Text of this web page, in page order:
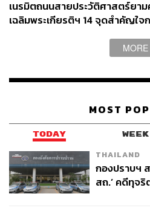
เนรมิตถนนสายประวัติศาสตร์ยาม
เฉลิมพระเกียรติฯ 14 จุดสำคัญใจ
MORE
MOST
TODAY WEEK
THAILAND
กองปราบฯ
สถ.’ คดีทุจ